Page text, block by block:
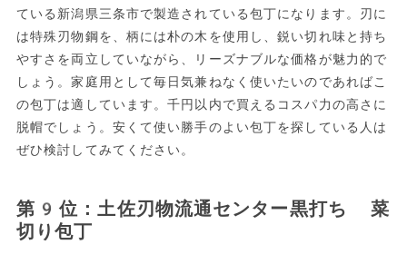
ている新潟県三条市で製造されている包丁になります。刃に
は特殊刃物鋼を、柄には朴の木を使用し、鋭い切れ味と持ち
やすさを両立していながら、リーズナブルな価格が魅力的で
しょう。家庭用として毎日気兼ねなく使いたいのであればこ
の包丁は適しています。千円以内で買えるコスパ力の高さに
脱帽でしょう。安くて使い勝手のよい包丁を探している人は
ぜひ検討してみてください。
第9位：土佐刃物流通センター黒打ち 菜
切り包丁